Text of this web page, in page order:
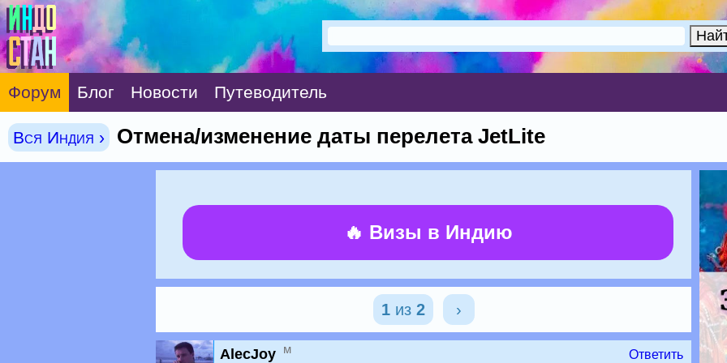
Форум Блог Новости Путеводитель
Вся Индия › Отмена/изменение даты перелета JetLite
🔥 Визы в Индию
1из 2 ›
AlecJoy м Ответить